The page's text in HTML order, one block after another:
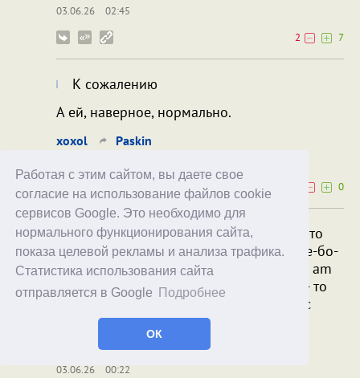
Работая с этим сайтом, вы даете свое
согласие на использование файлов cookie
сервисов Google. Это необходимо для
нормального функционирования сайта,
показа целевой рекламы и анализа трафика.
Статистика использования сайта
отправляется в Google
Подробнее
ОК
03.06.26
02:45
2
7
К сожалению
А ей, наверное, нормально.
xoxol Paskin
0
К сожалению - Оуэнс явно посетила не то
"белка", не то какое-то еще внезапное е-бо-
бо. Если еще пару лет назад ее фраза "I am
too pregnant for this shit" была мемом - то
сегодня она свободно затыкает за пояс
Медведева по уровню несомой чуши.
Maithanet
03.06.26 00:22